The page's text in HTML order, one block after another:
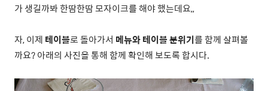
가 생길까봐 한땀한땀 모자이크를 해야 했는데요,,
자, 이제 테이블로 돌아가서 메뉴와 테이블 분위기를 함께 살펴볼
까요? 아래의 사진을 통해 함께 확인해 보도록 합시다.